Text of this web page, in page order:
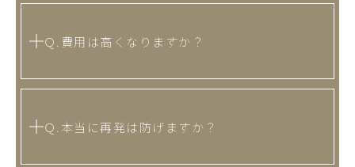
Ｑ.費用は高くなりますか？
Ｑ.本当に再発は防げますか？